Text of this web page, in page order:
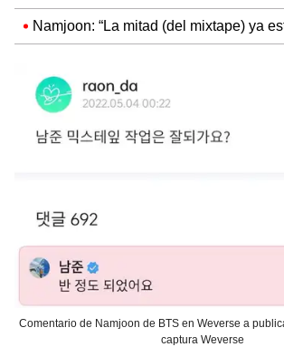
Namjoon: “La mitad (del mixtape) ya
Comentario de Namjoon de BTS en Weverse a
captura Weverse